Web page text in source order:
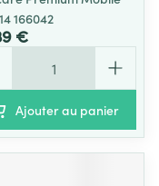
166042
€
Ajouter au panier